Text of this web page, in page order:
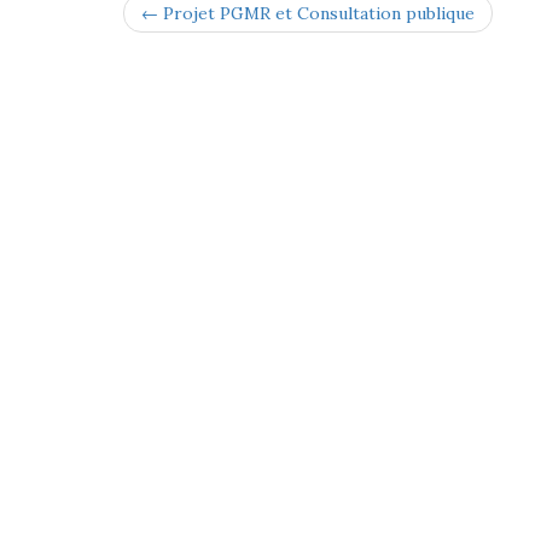
← Projet PGMR et Consultation publique